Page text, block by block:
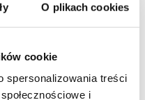
O plikach cookies
cookie
spersonalizowania treści
i
szybko
i dioram. Sprawdź